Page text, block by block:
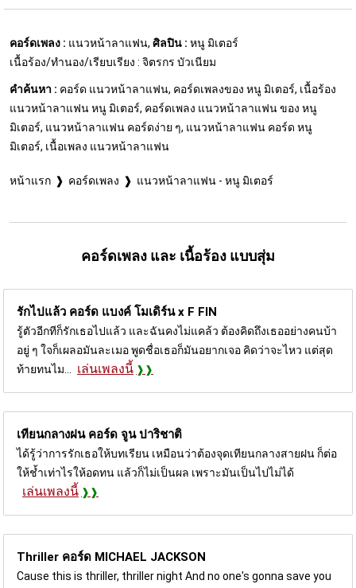
คอร์ดเพลง : แนวหน้าลาแฟน, ศิลปิน : หนู มิเตอร์
เนื้อร้อง/ทำนอง/เรียบเรียง : จิตรกร บัวเนียม
คำค้นหา : คอร์ด แนวหน้าลาแฟน, คอร์ดเพลงของ หนู มิเตอร์, เนื้อร้อง
แนวหน้าลาแฟน หนู มิเตอร์, คอร์ดเพลง แนวหน้าลาแฟน ของ หนู
มิเตอร์, แนวหน้าลาแฟน คอร์ดง่าย ๆ, แนวหน้าลาแฟน คอร์ด หนู
มิเตอร์, เนื้อเพลง แนวหน้าลาแฟน
หน้าแรก คอร์ดเพลง แนวหน้าลาแฟน - หนู มิเตอร์
คอร์ดเพลง และ เนื้อร้อง แบบสุ่ม
รักไปแล้ว คอร์ด แบงค์ โมเดิร์น x F FIN
รู้ตัวอีกทีก็รักเธอไปแล้ว และฉันคงไม่แคล้ว ต้องคิดถึงเธออย่างคนบ้า
อยู่ ๆ ใจก็เผลอมันละเมอ พูดชื่อเธอก็มันอยากเจอ คิดว่าจะไหว แต่สุด
ท้ายทนไม... เล่นเพลงนี้
เทียนกลางฝน คอร์ด จูน ปาริชาติ
ได้รู้ว่าการรักเธอให้บทเรียน เหมือนว่าต้องจุดเทียนกลางสายฝน ก็ต่อ
ให้ช้ำเท่าไรให้อดทน แล้วก็ไม่เป็นผล เพราะมันเป็นไปไม่ได้
เล่นเพลงนี้
Thriller คอร์ด MICHAEL JACKSON
Cause this is thriller, thriller night And no one's gonna save you